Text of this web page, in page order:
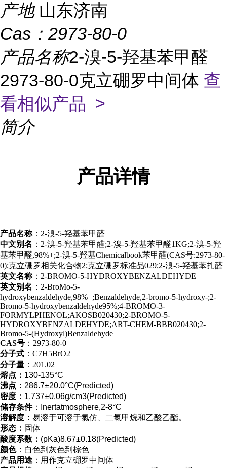
产地 山东济南
Cas： 2973-80-0
产品名称2-溴-5-羟基苯甲醛
2973-80-0克立硼罗中间体 查
看相似产品 >
简介
产品详情
产品名称：2-溴-5-羟基苯甲醛
中文别名 ：2-溴-5-羟基苯甲醛;2-溴-5-羟基苯甲醛1KG;2-溴-5-羟
基苯甲醛,98%+;2-溴-5-羟基Chemicalbook苯甲醛(CAS号:2973-80-
0);克立硼罗相关化合物2;克立硼罗标准品029;2-溴-5-羟基苯扎醛
英文名称：2-BROMO-5-HYDROXYBENZALDEHYDE
英文别名 ：2-BroMo-5-
hydroxybenzaldehyde,98%+;Benzaldehyde,2-bromo-5-hydroxy-;2-
Bromo-5-hydroxybenzaldehyde95%;4-BROMO-3-
FORMYLPHENOL;AKOSB020430;2-BROMO-5-
HYDROXYBENZALDEHYDE;ART-CHEM-BBB020430;2-
Bromo-5-(Hydroxyl)Benzaldehyde
CAS号 ：2973-80-0
分子式 ：C7H5BrO2
分子量 ：201.02
熔点： 130-135°C
沸点： 286.7±20.0°C(Predicted)
密度： 1.737±0.06g/cm3(Predicted)
储存条件：Inertatmosphere,2-8°C
溶解度： 易溶于可溶于氯仿、二氯甲烷和乙酸乙酯。
形态： 固体
酸度系数： (pKa)8.67±0.18(Predicted)
颜色：白色到灰色到棕色
产品用途 ：用作克立硼罗中间体